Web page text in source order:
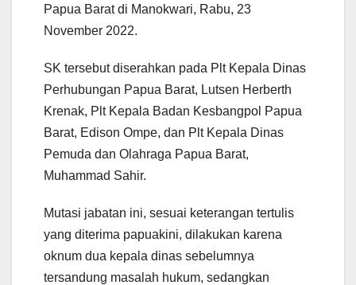
Papua Barat di Manokwari, Rabu, 23
November 2022.
SK tersebut diserahkan pada Plt Kepala Dinas
Perhubungan Papua Barat, Lutsen Herberth
Krenak, Plt Kepala Badan Kesbangpol Papua
Barat, Edison Ompe, dan Plt Kepala Dinas
Pemuda dan Olahraga Papua Barat,
Muhammad Sahir.
Mutasi jabatan ini, sesuai keterangan tertulis
yang diterima papuakini, dilakukan karena
oknum dua kepala dinas sebelumnya
tersandung masalah hukum, sedangkan